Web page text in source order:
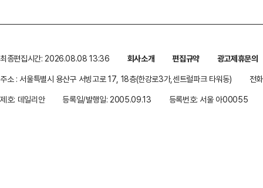
최종편집시간: 2026.08.08 13:36 회사소개 편집규약
광고제휴문의
주소 : 서울특별시 용산구 서빙고로 17, 18층(한강로3가,센트럴파크 타워동)
전
제호: 데일리안
등록일/발행일: 2005.09.13 등록번호: 서울 아00055